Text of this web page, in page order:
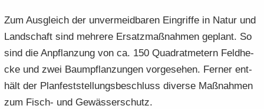
Zum Aus­gleich der un­ver­meid­ba­ren Ein­grif­fe in Natur und
Land­schaft sind meh­re­re Er­satz­maß­nah­men ge­plant. So
sind die An­pflan­zung von ca. 150 Qua­drat­me­tern Feld­he­
cke und zwei Baum­pflan­zun­gen vor­ge­se­hen. Fer­ner ent­
hält der Plan­fest­stel­lungs­be­schluss di­ver­se Maß­nah­men
zum Fisch-​ und Ge­wäs­ser­schutz.